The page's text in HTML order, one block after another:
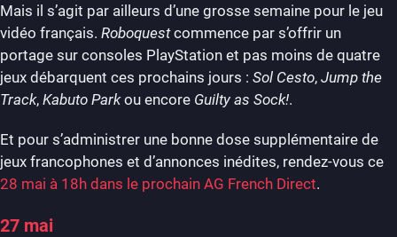
Mais il s’agit par ailleurs d’une grosse semaine pour le jeu
vidéo français. Roboquestcommence par s’offrir un
portage sur consoles PlayStation et pas moins de quatre
jeux débarquent ces prochains jours : Sol Cesto, Jump the
Track, Kabuto Parkou encore Guilty as Sock!.
Et pour s’administrer une bonne dose supplémentaire de
jeux francophones et d’annonces inédites, rendez-vous ce
28 mai à 18h dans le prochain AG French Direct.
27 mai